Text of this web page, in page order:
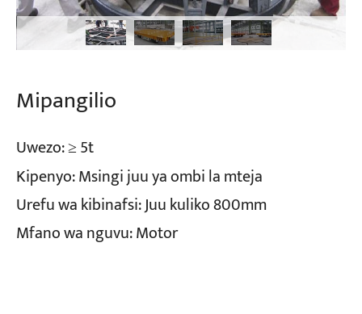
Mipangilio
Uwezo: ≥ 5t
Kipenyo: Msingi juu ya ombi la mteja
Urefu wa kibinafsi: Juu kuliko 800mm
Mfano wa nguvu: Motor